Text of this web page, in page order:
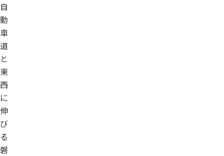
自
動
車
道
と
東
西
に
伸
び
る
磐